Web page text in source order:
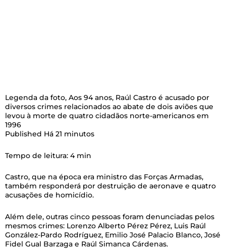
Legenda da foto, Aos 94 anos, Raúl Castro é acusado por
diversos crimes relacionados ao abate de dois aviões que
levou à morte de quatro cidadãos norte-americanos em
1996
Published Há 21 minutos
Tempo de leitura: 4 min
Castro, que na época era ministro das Forças Armadas,
também responderá por destruição de aeronave e quatro
acusações de homicídio.
Além dele, outras cinco pessoas foram denunciadas pelos
mesmos crimes: Lorenzo Alberto Pérez Pérez, Luis Raúl
González-Pardo Rodríguez, Emilio José Palacio Blanco, José
Fidel Gual Barzaga e Raúl Simanca Cárdenas.